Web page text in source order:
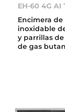
EH-60 4G AI
Encimera de
inoxidable
y parrillas
de gas